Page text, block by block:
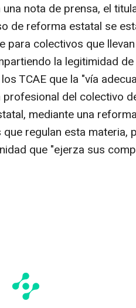
nota de prensa, el
de reforma estatal se
para colectivos que
la legitimidad
TCAE que la "vía
del colectivo
mediante una
regulan esta materia,
que "ejerza sus